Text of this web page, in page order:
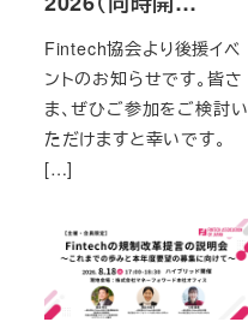
Fintech協会より後援イベ
ントのお知らせです。皆さ
ま、ぜひご参加をご検討い
ただけますと幸いです。
[…]